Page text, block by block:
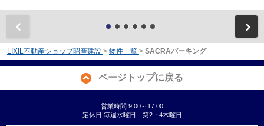
LIXIL不動産ショップ昭産建設 > 物件一覧 > SACRAパーキング
ページトップに戻る
営業時間:9:00～17:00
定休日:毎週水曜日 第2・4木曜日